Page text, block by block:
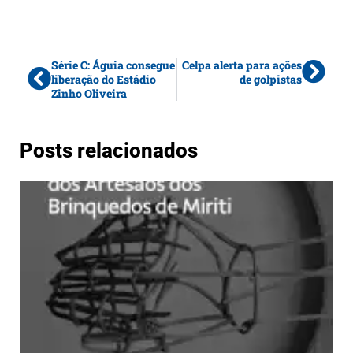
Série C: Águia consegue
liberação do Estádio
Zinho Oliveira
Celpa alerta para ações
de golpistas
Posts relacionados